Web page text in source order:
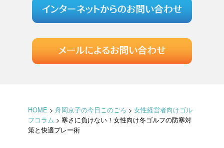
HOME > 舟岡京子の今日このごろ > 女性経営者向けゴル
フコラム > 寒さに負けない！女性向け冬ゴルフの防寒対
策と快適プレー術